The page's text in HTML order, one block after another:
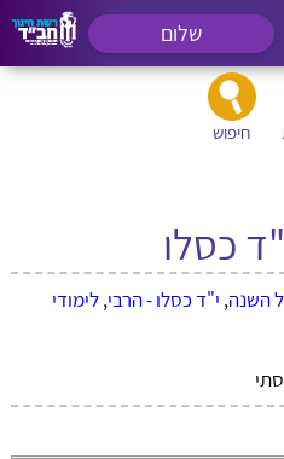
שלום
חיפוש
כסלו
השנה, י"ד כסלו - הרבי,לימודי